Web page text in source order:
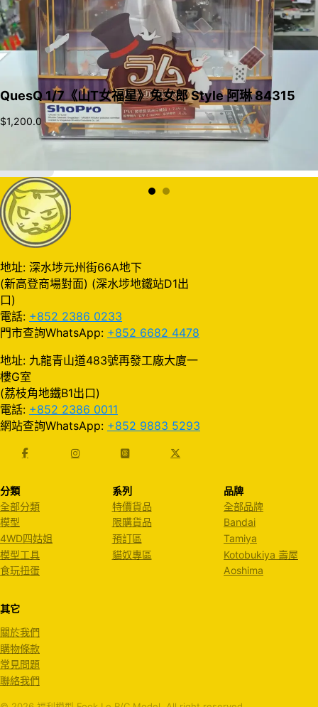
QuesQ 1/7《山T女福星》兔女郎 Style 阿琳 84315
$1,200.0
地址: 深水埗元州街66A地下
(新高登商場對面) (深水埗地鐵站D1出
口)
電話: +852 2386 0233
門市查詢WhatsApp: +852 6682 4478
地址: 九龍青山道483號再發工廠大廈一
樓G室
(荔枝角地鐵B1出口)
電話: +852 2386 0011
網站查詢WhatsApp: +852 9883 5293
分類
全部分類
模型
4WD四姑姐
模型工具
食玩扭蛋
系列
特價貨品
限購貨品
預訂區
貓奴專區
品牌
全部品牌
Bandai
Tamiya
Kotobukiya 壽屋
Aoshima
其它
關於我們
購物條款
常見問題
聯絡我們